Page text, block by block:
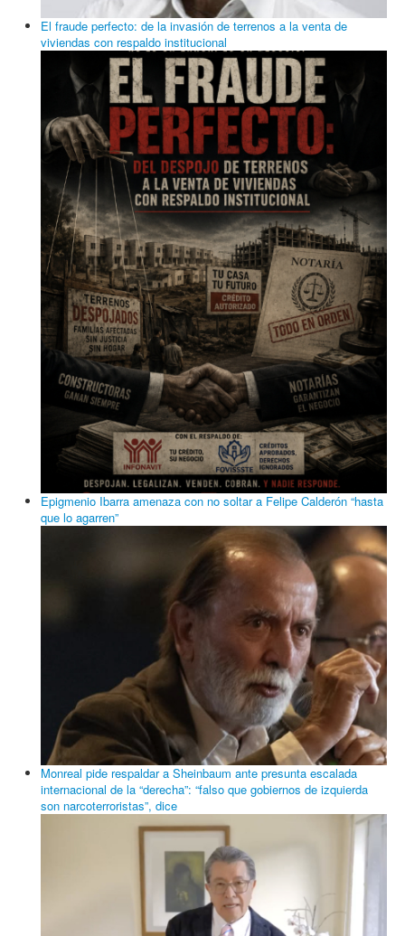
Epigmenio Ibarra amenaza con no soltar a Felipe Calderón “hasta
que lo agarren”
Monreal pide respaldar a Sheinbaum ante presunta escalada
internacional de la “derecha”: “falso que gobiernos de izquierda
son narcoterroristas”, dice
Volver arriba
© 2026 Realidad7 Noticias